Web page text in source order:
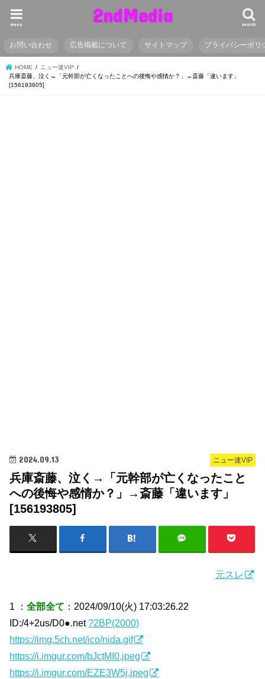
2ndMedia search
menu
お問い合わせ 広告掲載について サイトマップ プライバシーポリ
HOME
ニュー速VIP
兵庫斎藤、泣く→「元幹部が亡くなったことへの後悔や感情か？」→斎藤「違います」
[156193805]
ニュー速VIP
2024.09.13
兵庫斎藤、泣く→「元幹部が亡くなったこと
への後悔や感情か？」→斎藤「違います」
[156193805]
元スレ
1 ：全部全て ：2024/09/10(火) 17:03:26.22
ID:/4+2us/D0●.net?2BP(2000)
https://img.5ch.net/ico/nida.gif
https://i.imgur.com/bJctMI0.jpeg
https://i.imgur.com/EZE3W5j.jpeg